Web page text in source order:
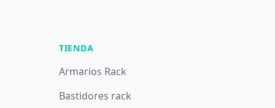
TIENDA
Armarios Rack
Bastidores rack